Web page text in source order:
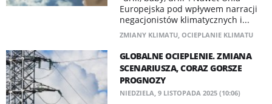
Europejska pod wpływem narracji
negacjonistów klimatycznych i...
ZMIANY KLIMATU, OCIEPLANIE KLIMATU
GLOBALNE OCIEPLENIE. ZMIANA
SCENARIUSZA, CORAZ GORSZE
PROGNOZY
NIEDZIELA, 9 LISTOPADA 2025 (10:06)